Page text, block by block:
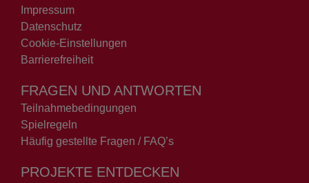
Impressum
Datenschutz
Cookie-Einstellungen
Barrierefreiheit
FRAGEN UND ANTWORTEN
Teilnahmebedingungen
Spielregeln
Häufig gestellte Fragen / FAQ’s
PROJEKTE ENTDECKEN